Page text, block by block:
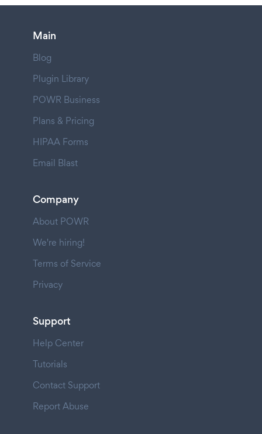
Main
Blog
Plugin Library
POWR Business
Plans & Pricing
HIPAA Forms
Email Blast
Company
About POWR
We're hiring!
Terms of Service
Privacy
Support
Help Center
Tutorials
Contact Support
Report Abuse